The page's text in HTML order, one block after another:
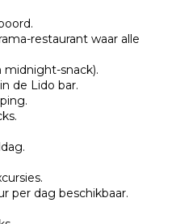
restaurant waar alle
snack).
de Lido bar.
per dag beschikbaar.